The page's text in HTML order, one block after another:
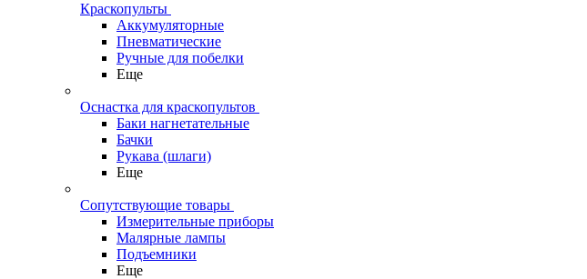
Краскопульты
Аккумуляторные
Пневматические
Ручные для побелки
Еще
Оснастка для краскопультов
Баки нагнетательные
Бачки
Рукава (шлаги)
Еще
Сопутствующие товары
Измерительные приборы
Малярные лампы
Подъемники
Еще